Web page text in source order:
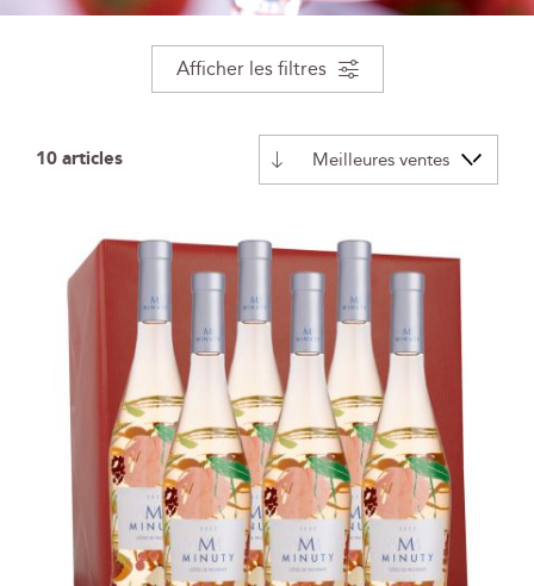
10articles
Par
ordre
Afficher les filtres